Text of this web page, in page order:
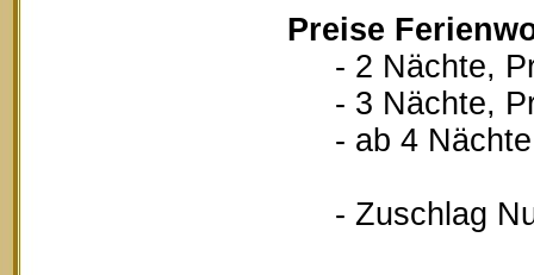
Preise
- 2 Nächte,
- 3 Nächte,
- ab 4 Nächte,
- Zuschlag